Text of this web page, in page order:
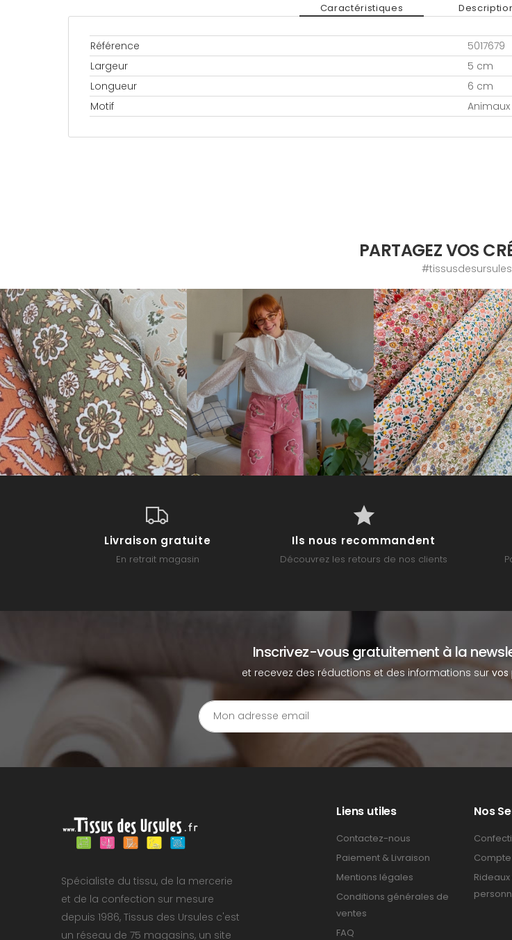
Caractéristiques
Référence
5017679
Largeur
5 cm
Longueur
6 cm
Motif
Animaux
PARTAGEZ VOS
#tissusdesursules
Livraison gratuite
En retrait magasin
Ils nous recommandent
Découvrez les retours de nos clients
Inscrivez-vous gratuitement à la
et recevez des réductions et des informations survos
Spécialiste du tissu, de la mercerie
et de la confection sur mesure
depuis 1986, Tissus des Ursules c'est
un réseau de 75 magasins, un site
Liens utiles
Contactez-nous
Paiement & Livraison
Mentions légales
Conditions générales de
ventes
FAQ
Nos